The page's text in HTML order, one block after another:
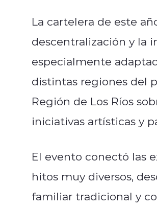
La cartelera de este
descentralización y la
especialmente
distintas regiones del
Región de Los Ríos
iniciativas artísticas y
El evento conectó las
hitos muy diversos,
familiar tradicional y